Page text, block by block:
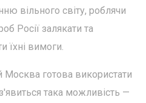
вільного світу, роблячи
Росії залякати та
їхні вимоги.
Москва готова використати
така можливість —